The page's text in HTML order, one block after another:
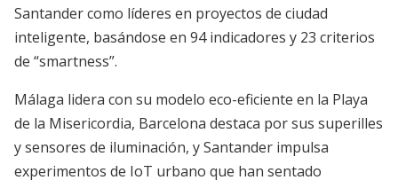
Santander como líderes en proyectos de ciudad
inteligente, basándose en 94 indicadores y 23 criterios
de “smartness”.
Málaga lidera con su modelo eco-eficiente en la Playa
de la Misericordia, Barcelona destaca por sus superilles
y sensores de iluminación, y Santander impulsa
experimentos de IoT urbano que han sentado